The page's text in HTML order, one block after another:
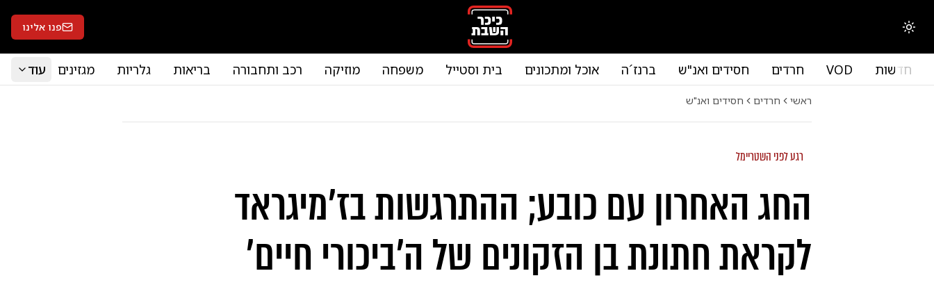
החלפת מצב תצוגה פנו אלינו
חדשות VOD חרדים חסידים ואנ"ש ברנז´ה אוכל ומתכונים בית וסטייל משפחה מוזיקה רכב ותחבורה בריאות גלריות מגזינים עוד
ראשי חרדים חסידים ואנ"ש
רגע לפני השטריימל
החג האחרון עם כובע; ההתרגשות בז'מיגראד
לקראת חתונת בן הזקונים של ה'ביכורי חיים'